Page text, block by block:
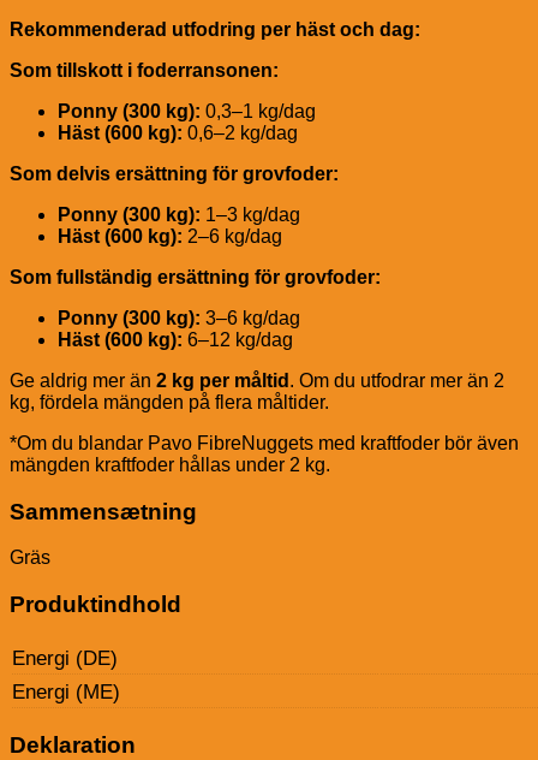
Rekommenderad utfodring per häst och dag:
Som tillskott i foderransonen:
Ponny (300 kg): 0,3–1 kg/dag
Häst (600 kg): 0,6–2 kg/dag
Som delvis ersättning för grovfoder:
Ponny (300 kg): 1–3 kg/dag
Häst (600 kg): 2–6 kg/dag
Som fullständig ersättning för grovfoder:
Ponny (300 kg): 3–6 kg/dag
Häst (600 kg): 6–12 kg/dag
Ge aldrig mer än 2 kg per måltid . Om du utfodrar mer än 2
kg, fördela mängden på flera måltider.
*Om du blandar Pavo FibreNuggets med kraftfoder bör även
mängden kraftfoder hållas under 2 kg.
Sammensætning
Gräs
Produktindhold
Energi (DE)
Energi (ME)
Deklaration